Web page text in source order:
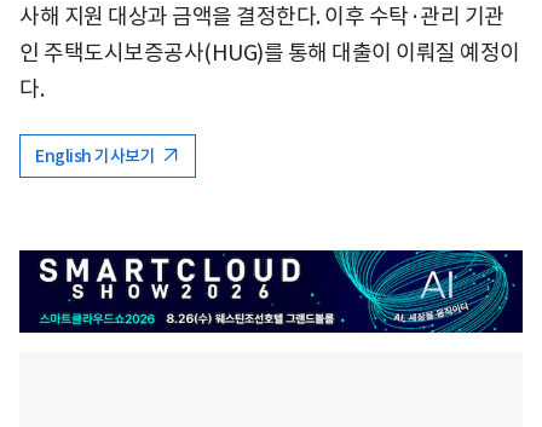
사해 지원 대상과 금액을 결정한다. 이후 수탁·관리 기관
인 주택도시보증공사(HUG)를 통해 대출이 이뤄질 예정이
다.
English 기사보기